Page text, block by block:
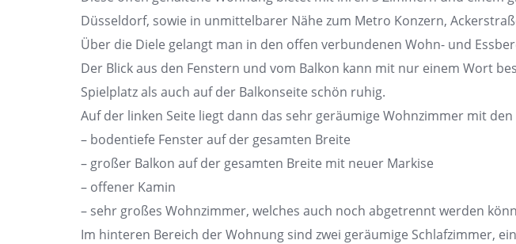
Düsseldorf, sowie in unmittelbarer Nähe zum Metro Konzern,
Über die Diele gelangt man in den offen verbundenen Wohn- und
Der Blick aus den Fenstern und vom Balkon kann mit nur einem Wort
Spielplatz als auch auf der Balkonseite schön ruhig.
Auf der linken Seite liegt dann das sehr geräumige Wohnzimmer mit
– bodentiefe Fenster auf der gesamten Breite
– großer Balkon auf der gesamten Breite mit neuer Markise
– offener Kamin
– sehr großes Wohnzimmer, welches auch noch abgetrennt werden
Im hinteren Bereich der Wohnung sind zwei geräumige Schlafzimmer,